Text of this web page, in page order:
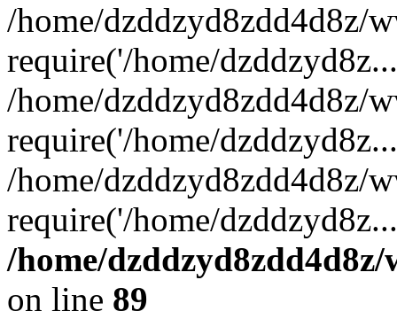
/home/dzddzyd8zdd4d8z/
require('/home/
/home/dzddzyd8zdd4d8z/
require('/home/
/home/dzddzyd8zdd4d8z/
require('/home/
/home/
on line 89